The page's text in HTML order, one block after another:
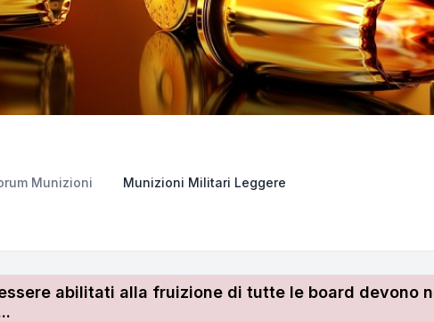
Munizioni Munizioni Militari Leggere
abilitati alla fruizione di tutte le board devono